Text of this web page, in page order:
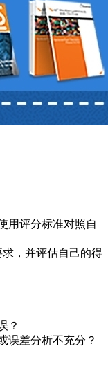
用评分标准对照自
，并评估自己的得
？
误差分析不充分？